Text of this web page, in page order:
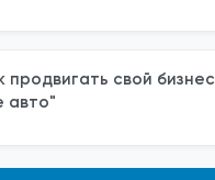
продвигать свой бизнес
авто"